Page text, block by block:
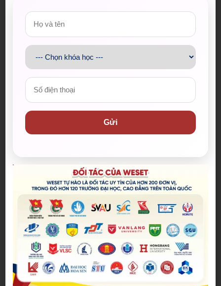
Cố gắng học các ghi chú đó trong ngày
Tìm đề bài tương tự để làm lại với những kiến
thức học được ở bài mẫu
Nhấn
Đăng kýđể cập nhật các bài mẫu và tips
luyện IELTS từ WESET
Admin
Gửi